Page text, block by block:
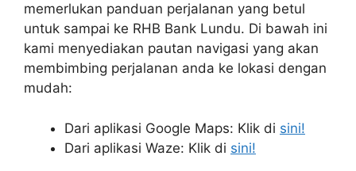
memerlukan panduan perjalanan yang betul
untuk sampai ke RHB Bank Lundu. Di bawah ini
kami menyediakan pautan navigasi yang akan
membimbing perjalanan anda ke lokasi dengan
mudah:
Dari aplikasi Google Maps: Klik di sini!
Dari aplikasi Waze: Klik di sini!